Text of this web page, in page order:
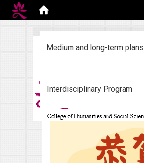
Medium and long-term plans
Interdisciplinary Program